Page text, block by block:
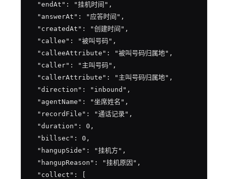
  "endAt": "挂机时间",
  "answerAt": "应答时间",
  "createdAt": "创建时间",
  "callee": "被叫号码",
  "calleeAttribute": "被叫号码归属地",
  "caller": "主叫号码",
  "callerAttribute": "主叫号码归属地",
  "direction": "inbound",
  "agentName": "坐席姓名",
  "recordFile": "通话记录",
  "duration": 0,
  "billsec": 0,
  "hangupSide": "挂机方",
  "hangupReason": "挂机原因",
  "collect": [